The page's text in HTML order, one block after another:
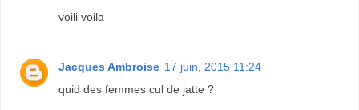
voili voila
Jacques Ambroise 17 juin, 2015 11:24
quid des femmes cul de jatte ?